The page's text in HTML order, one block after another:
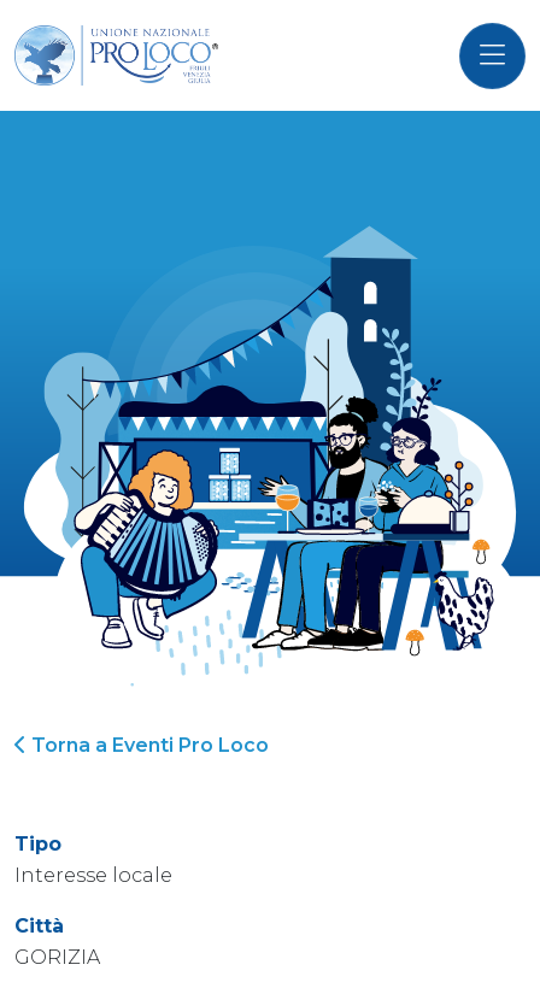
Torna a Eventi Pro Loco
Tipo
Interesse locale
Città
GORIZIA